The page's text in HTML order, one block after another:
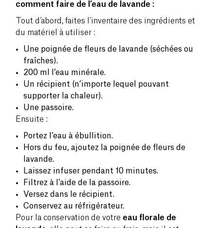
comment faire de l’eau de lavande :
Tout d’abord, faites l’inventaire des ingrédients et
du matériel à utiliser :
Une poignée de fleurs de lavande (séchées ou
fraîches).
200 ml l’eau minérale.
Un récipient (n’importe lequel pouvant
supporter la chaleur).
Une passoire.
Ensuite :
Portez l’eau à ébullition.
Hors du feu, ajoutez la poignée de fleurs de
lavande.
Laissez infuser pendant 10 minutes.
Filtrez à l’aide de la passoire.
Versez dans le récipient.
Conservez au réfrigérateur.
Pour la conservation de votre eau florale de